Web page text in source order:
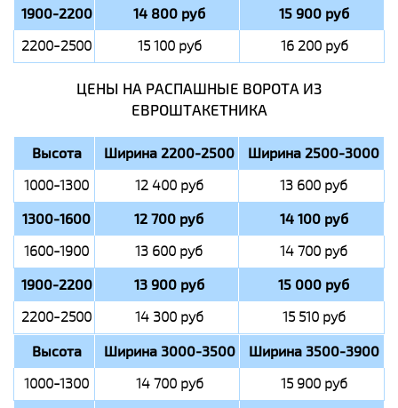
1900-2200 14 800 руб 15 900 руб
2200-2500 15 100 руб 16 200 руб
ЦЕНЫ НА РАСПАШНЫЕ ВОРОТА ИЗ
ЕВРОШТАКЕТНИКА
Высота Ширина 2200-2500 Ширина 2500-3000
1000-1300 12 400 руб 13 600 руб
1300-1600 12 700 руб 14 100 руб
1600-1900 13 600 руб 14 700 руб
1900-2200 13 900 руб 15 000 руб
2200-2500 14 300 руб 15 510 руб
Высота Ширина 3000-3500 Ширина 3500-3900
1000-1300 14 700 руб 15 900 руб